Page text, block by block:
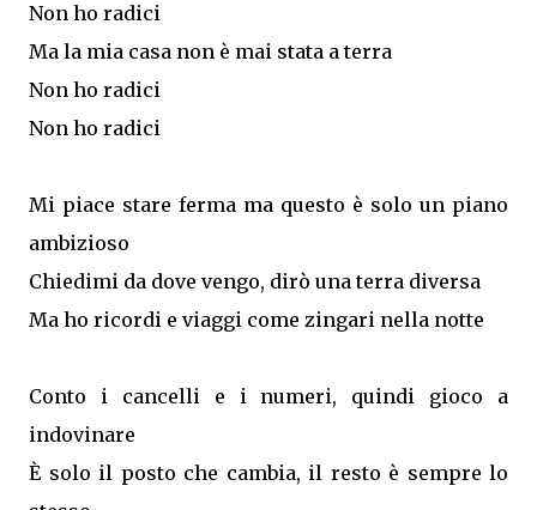
Non ho radici
Ma la mia casa non è mai stata a terra
Non ho radici
Non ho radici
Mi piace stare ferma ma questo è solo un piano
ambizioso
Chiedimi da dove vengo, dirò una terra diversa
Ma ho ricordi e viaggi come zingari nella notte
Conto i cancelli e i numeri, quindi gioco a
indovinare
È solo il posto che cambia, il resto è sempre lo